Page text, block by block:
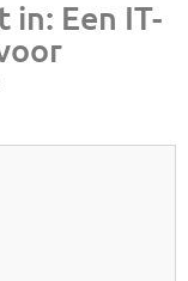
in: Een IT-